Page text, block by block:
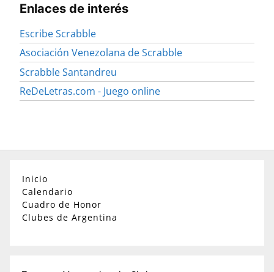
Enlaces de interés
Escribe Scrabble
Asociación Venezolana de Scrabble
Scrabble Santandreu
ReDeLetras.com - Juego online
Inicio
Calendario
Cuadro de Honor
Clubes de Argentina